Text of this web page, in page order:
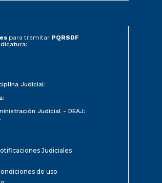
para tramitar PQRSDF
Judicial:
Judicial - DEAJ:
Judiciales
de uso